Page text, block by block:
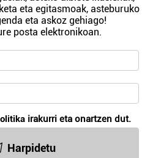
eta egitasmoak, asteburuko
eta askoz gehiago!
posta elektronikoan.
irakurri eta onartzen dut.
Harpidetu